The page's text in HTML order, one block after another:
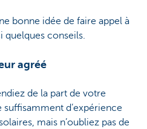
bonne idée de faire appel à
quelques conseils.
agréé
de la part de votre
suffisamment d’expérience
mais n’oubliez pas de